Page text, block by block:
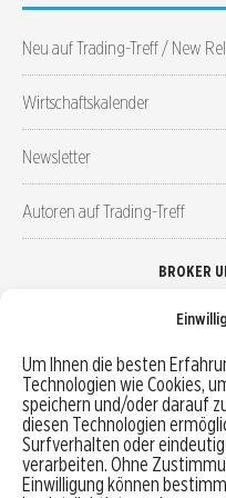
Um Ihnen die besten
Technologien wie Cookies,
speichern und/oder darauf
diesen Technologien
Surfverhalten oder
verarbeiten. Ohne
Einwilligung können
Neu auf Trading-Treff / New
Wirtschaftskalender
Newsletter
Autoren auf Trading-Treff
BROKER
Robo-Advisor vergleichen
Depotvergleich